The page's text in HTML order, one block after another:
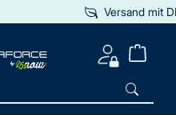
Versand mit